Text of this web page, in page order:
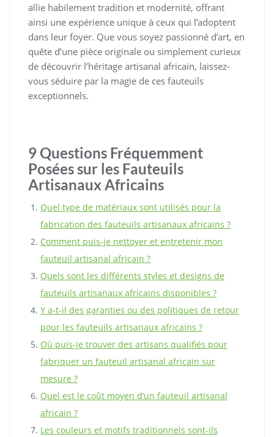
allie habilement tradition et modernité, offrant
ainsi une expérience unique à ceux qui l’adoptent
dans leur foyer. Que vous soyez passionné d’art, en
quête d’une pièce originale ou simplement curieux
de découvrir l’héritage artisanal africain, laissez-
vous séduire par la magie de ces fauteuils
exceptionnels.
9 Questions Fréquemment
Posées sur les Fauteuils
Artisanaux Africains
Quel type de matériaux sont utilisés pour la
fabrication des fauteuils artisanaux africains ?
Comment puis-je nettoyer et entretenir mon
fauteuil artisanal africain ?
Quels sont les différents styles et designs de
fauteuils artisanaux africains disponibles ?
Y a-t-il des garanties ou des politiques de retour
pour les fauteuils artisanaux africains ?
Où puis-je trouver des artisans qualifiés pour
fabriquer un fauteuil artisanal africain sur
mesure ?
Quel est le coût moyen d’un fauteuil artisanal
africain ?
Les couleurs et motifs traditionnels sont-ils